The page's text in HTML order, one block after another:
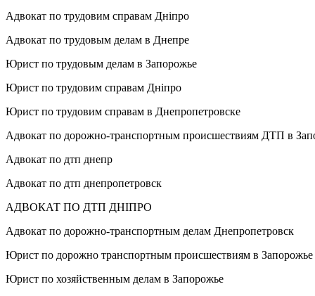
Адвокат по трудовим справам Дніпро
Адвокат по трудовым делам в Днепре
Юрист по трудовым делам в Запорожье
Юрист по трудовим справам Дніпро
Юрист по трудовим справам в Днепропетровске
Адвокат по дорожно-транспортным происшествиям ДТП в
Адвокат по дтп днепр
Адвокат по дтп днепропетровск
АДВОКАТ ПО ДТП ДНІПРО
Адвокат по дорожно-транспортным делам Днепропетровск
Юрист по дорожно транспортным происшествиям в Запорожье
Юрист по хозяйственным делам в Запорожье